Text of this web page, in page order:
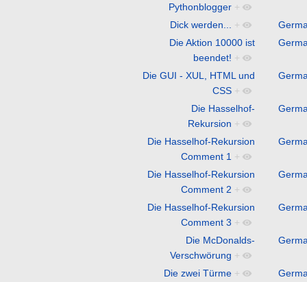
Pythonblogger +
Dick werden... +
Die Aktion 10000 ist
beendet! +
Die GUI - XUL, HTML und
CSS +
Die Hasselhof-
Rekursion +
Die Hasselhof-Rekursion
Comment 1 +
Die Hasselhof-Rekursion
Comment 2 +
Die Hasselhof-Rekursion
Comment 3 +
Die McDonalds-
Verschwörung +
Die zwei Türme +